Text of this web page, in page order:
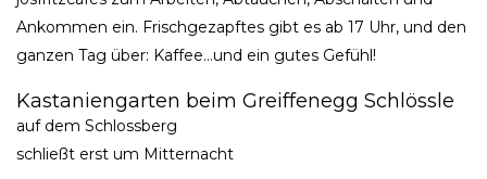
Ankommen ein. Frischgezapftes gibt es ab 17 Uhr, und den
ganzen Tag über: Kaffee…und ein gutes Gefühl!
Kastaniengarten beim Greiffenegg Schlössle
auf dem Schlossberg
schließt erst um Mitternacht